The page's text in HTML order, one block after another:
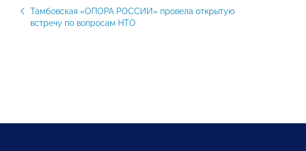
Тамбовская «ОПОРА РОССИИ» провела открытую
встречу по вопросам НТО